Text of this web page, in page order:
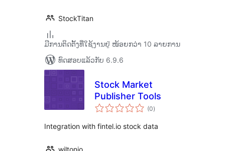
StockTitan
ມີການຕິດຕັ້ງທີ່ໃຊ້ງານຢູ່ ໜ້ອຍກວ່າ 10 ລາຍການ
ທົດສອບແລ້ວກັບ 6.9.6
Stock Market
Publisher Tools
(0ຄະແນນ
ທັງໝົດ
)
Integration with fintel.io stock data
wiltonio